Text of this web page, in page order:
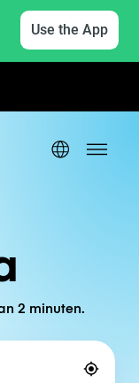
Use the App
boeken
2 minuten.